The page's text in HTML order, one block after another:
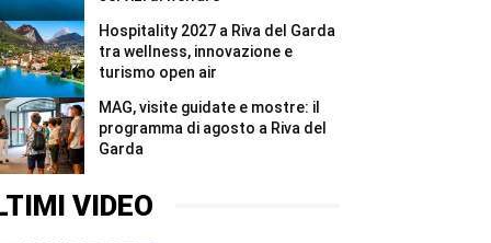
Hospitality 2027 a Riva del Garda
tra wellness, innovazione e
turismo open air
MAG, visite guidate e mostre: il
programma di agosto a Riva del
Garda
VIDEO